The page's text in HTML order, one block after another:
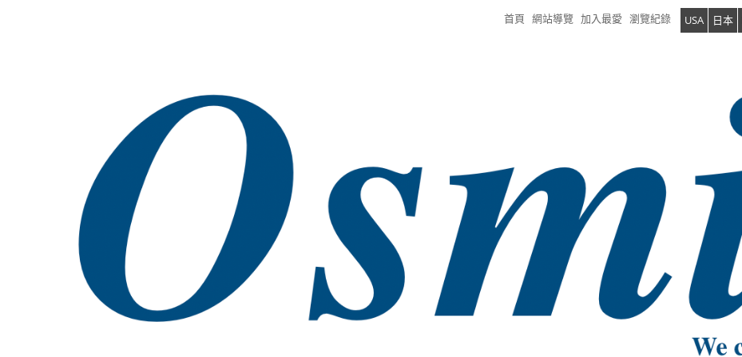
首頁 網站導覽 加入最愛 USA 日本
瀏覽紀錄